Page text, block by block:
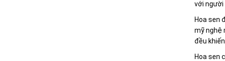
với người
Hoa sen
mỹ nghệ
đều
Hoa sen